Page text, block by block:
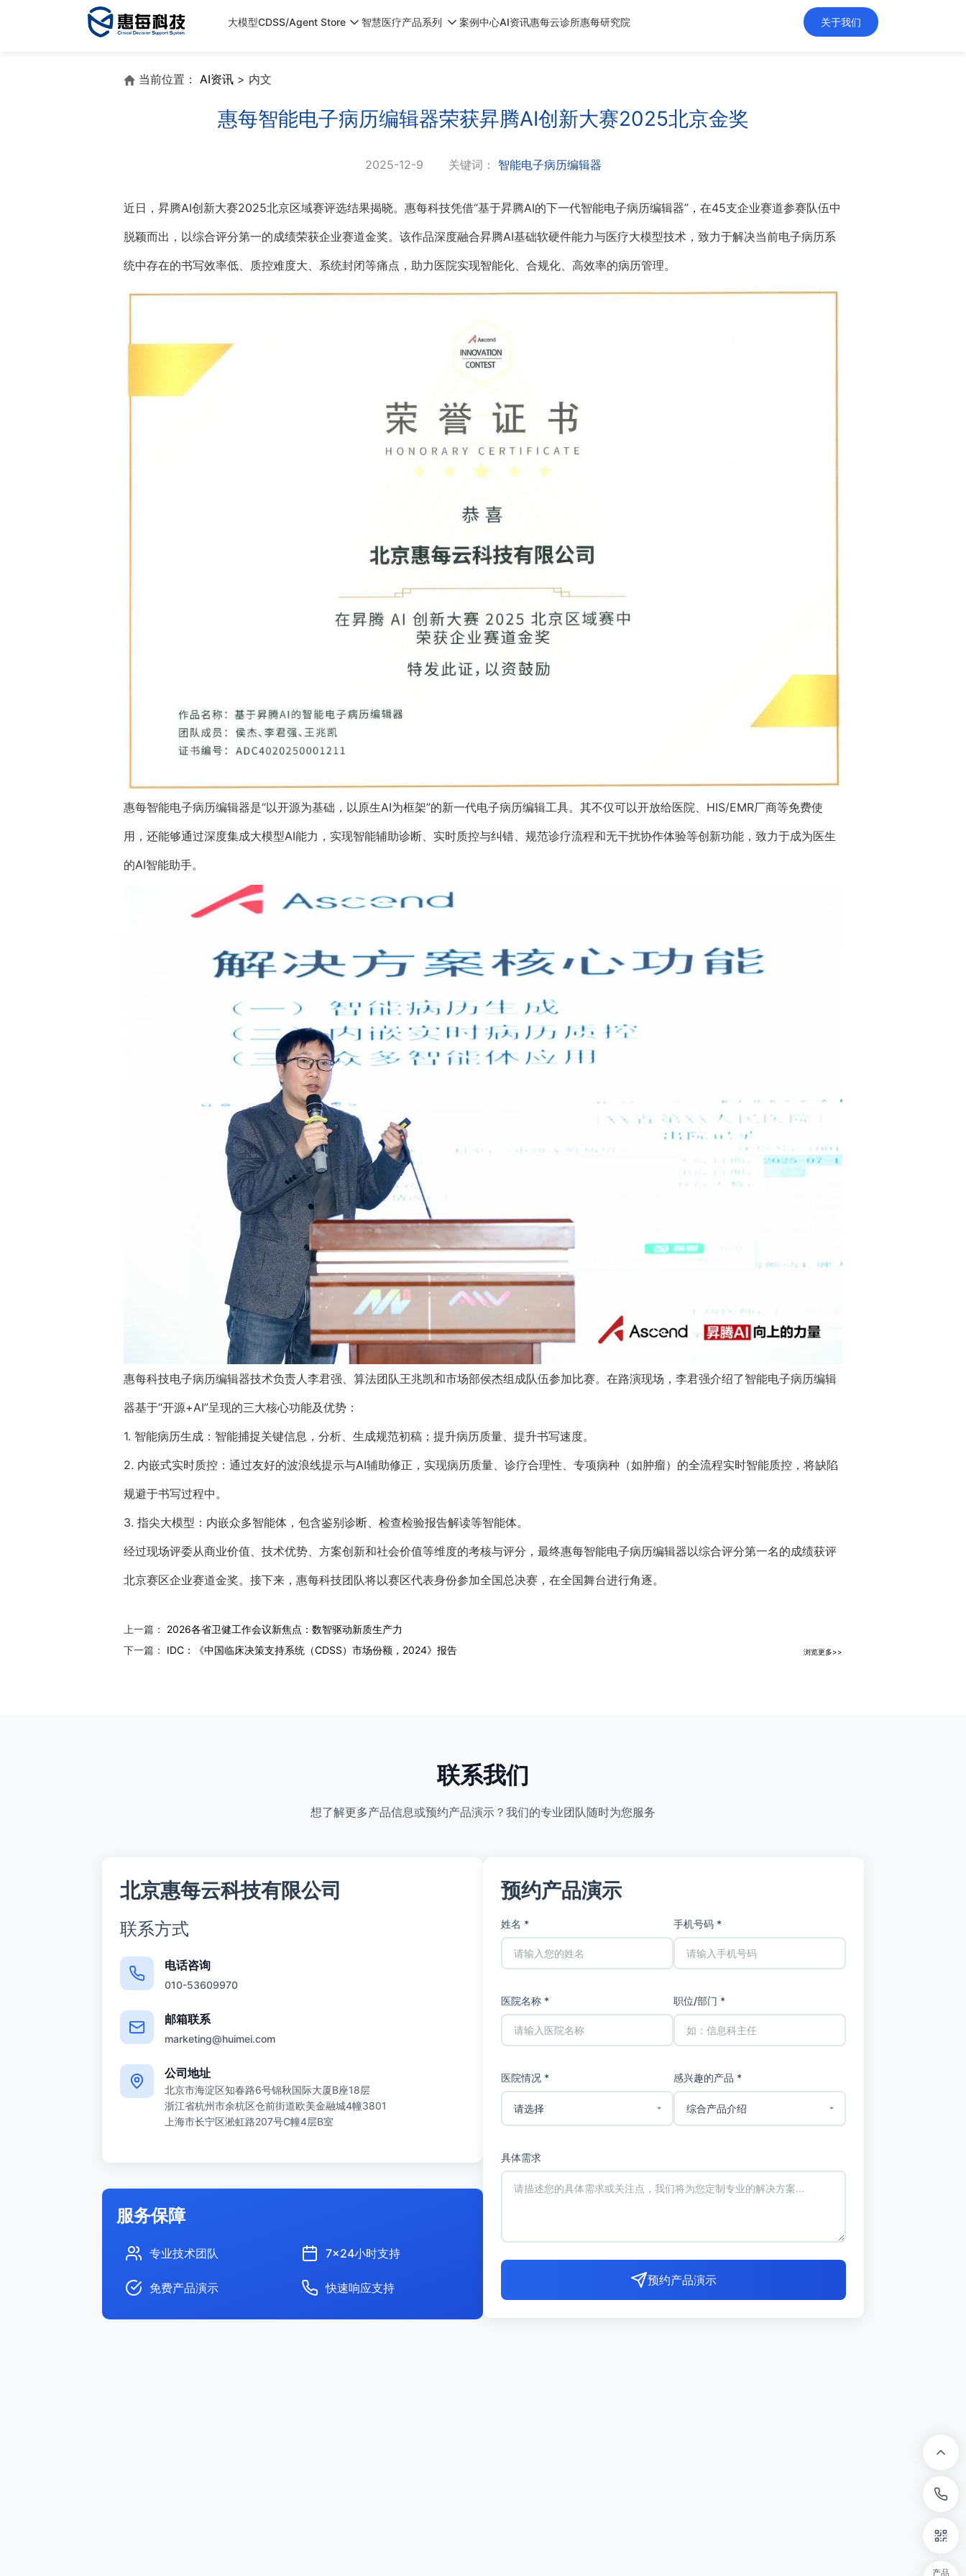
大模型CDSS/Agent Store 智慧医疗产品系列 案例中心AI资讯惠每云诊所惠每研究院 关于我们
当前位置： AI资讯 > 内文
惠每智能电子病历编辑器荣获昇腾AI创新大赛2025北京金奖
2025-12-9 关键词： 智能电子病历编辑器
近日，昇腾AI创新大赛2025北京区域赛评选结果揭晓。惠每科技凭借“基于昇腾AI的下一代智能电子病历编辑器”，在45支企业赛道参赛队伍中
脱颖而出，以综合评分第一的成绩荣获企业赛道金奖。该作品深度融合昇腾AI基础软硬件能力与医疗大模型技术，致力于解决当前电子病历系
统中存在的书写效率低、质控难度大、系统封闭等痛点，助力医院实现智能化、合规化、高效率的病历管理。
惠每智能电子病历编辑器是“以开源为基础，以原生AI为框架”的新一代电子病历编辑工具。其不仅可以开放给医院、HIS/EMR厂商等免费使
用，还能够通过深度集成大模型AI能力，实现智能辅助诊断、实时质控与纠错、规范诊疗流程和无干扰协作体验等创新功能，致力于成为医生
的AI智能助手。
惠每科技电子病历编辑器技术负责人李君强、算法团队王兆凯和市场部侯杰组成队伍参加比赛。在路演现场，李君强介绍了智能电子病历编辑
器基于“开源+AI”呈现的三大核心功能及优势：
1. 智能病历生成：智能捕捉关键信息，分析、生成规范初稿；提升病历质量、提升书写速度。
2. 内嵌式实时质控：通过友好的波浪线提示与AI辅助修正，实现病历质量、诊疗合理性、专项病种（如肿瘤）的全流程实时智能质控，将缺陷
规避于书写过程中。
3. 指尖大模型：内嵌众多智能体，包含鉴别诊断、检查检验报告解读等智能体。
经过现场评委从商业价值、技术优势、方案创新和社会价值等维度的考核与评分，最终惠每智能电子病历编辑器以综合评分第一名的成绩获评
北京赛区企业赛道金奖。接下来，惠每科技团队将以赛区代表身份参加全国总决赛，在全国舞台进行角逐。
上一篇： 2026各省卫健工作会议新焦点：数智驱动新质生产力
下一篇： IDC：《中国临床决策支持系统（CDSS）市场份额，2024》报告 浏览更多>>
联系我们
想了解更多产品信息或预约产品演示？我们的专业团队随时为您服务
北京惠每云科技有限公司
联系方式
电话咨询
010-53609970
邮箱联系
marketing@huimei.com
公司地址
北京市海淀区知春路6号锦秋国际大厦B座18层
浙江省杭州市余杭区仓前街道欧美金融城4幢3801
上海市长宁区淞虹路207号C幢4层B室
服务保障
专业技术团队 7x24小时支持
免费产品演示 快速响应支持
预约产品演示
姓名 * 手机号码 *
医院名称 * 职位/部门 *
医院情况 * 感兴趣的产品 *
具体需求
预约产品演示
产品